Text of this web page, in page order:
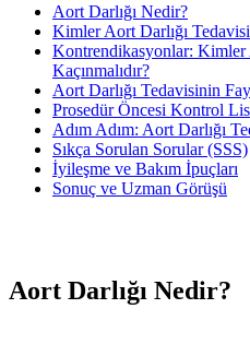
Aort Darlığı Nedir?
Kimler Aort Darlığı
Kontrendikasyonlar: Kimler
Kaçınmalıdır?
Aort Darlığı Tedavisinin
Prosedür Öncesi Kontrol
Adım Adım: Aort Darlığı
Sıkça Sorulan Sorular (SSS)
İyileşme ve Bakım İpuçları
Sonuç ve Uzman Görüşü
Aort Darlığı Nedir?